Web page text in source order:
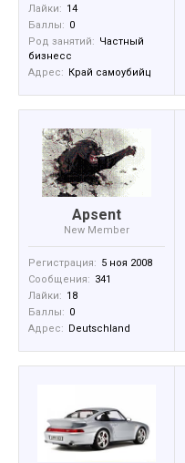
Лайки: 14
Баллы: 0
Род занятий: Частный
бизнесс
Адрес: Край самоубийц
Apsent
New Member
Регистрация: 5 ноя 2008
Сообщения: 341
Лайки: 18
Баллы: 0
Адрес: Deutschland